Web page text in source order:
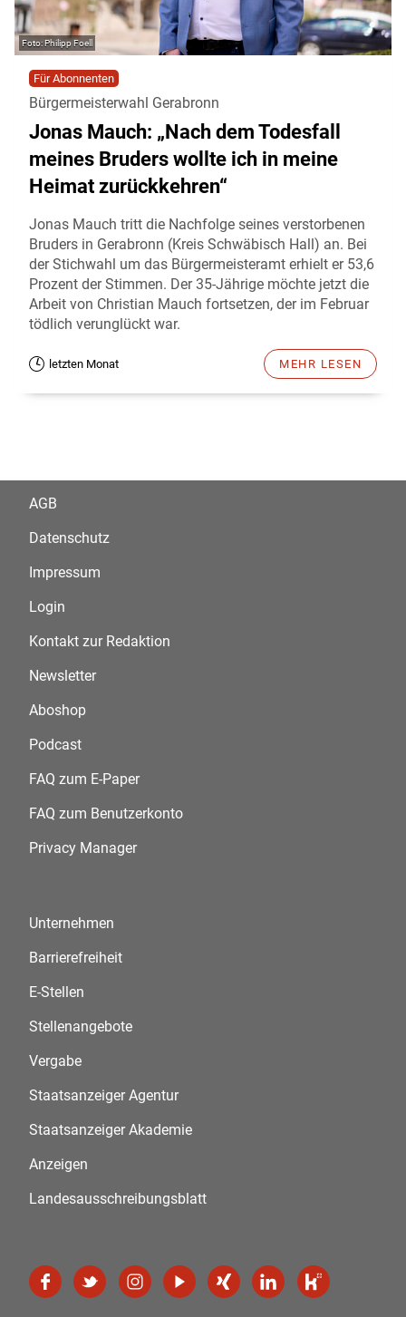
Philipp Foell
Für Abonnenten
Bürgermeisterwahl Gerabronn
Jonas Mauch: „Nach dem Todesfall
meines Bruders wollte ich in meine
Heimat zurückkehren“
Jonas Mauch tritt die Nachfolge seines verstorbenen
Bruders in Gerabronn (Kreis Schwäbisch Hall) an. Bei
der Stichwahl um das Bürgermeisteramt erhielt er 53,6
Prozent der Stimmen. Der 35-Jährige möchte jetzt die
Arbeit von Christian Mauch fortsetzen, der im Februar
tödlich verunglückt war.
letzten Monat MEHR LESEN
AGB
Datenschutz
Impressum
Login
Kontakt zur Redaktion
Newsletter
Aboshop
Podcast
FAQ zum E-Paper
FAQ zum Benutzerkonto
Privacy Manager
Unternehmen
Barrierefreiheit
E-Stellen
Stellenangebote
Vergabe
Staatsanzeiger Agentur
Staatsanzeiger Akademie
Anzeigen
Landesausschreibungsblatt